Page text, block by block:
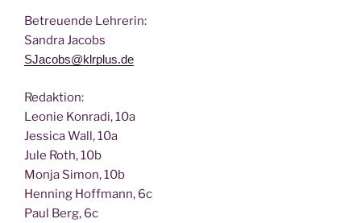
Betreu­en­de Lehrerin:
San­dra Jacobs
SJacobs@klrplus.de
Redak­ti­on:
Leo­nie Kon­ra­di, 10a
Jes­si­ca Wall, 10a
Jule Roth, 10b
Mon­ja Simon, 10b
Hen­ning Hoff­mann, 6c
Paul Berg, 6c